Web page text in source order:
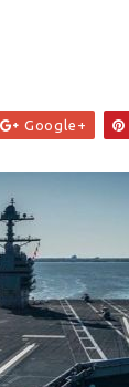
Google+